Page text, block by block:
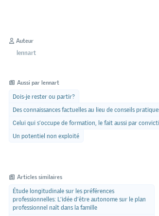
Auteur
lennart
Aussi par lennart
Dois-je rester ou partir?
Des connaissances factuelles au lieu de conseils
Celui qui s’occupe de formation, le fait aussi par
Un potentiel non exploité
Articles similaires
Étude longitudinale sur les préférences
professionnelles: L’idée d’être autonome sur le plan
professionnel naît dans la famille